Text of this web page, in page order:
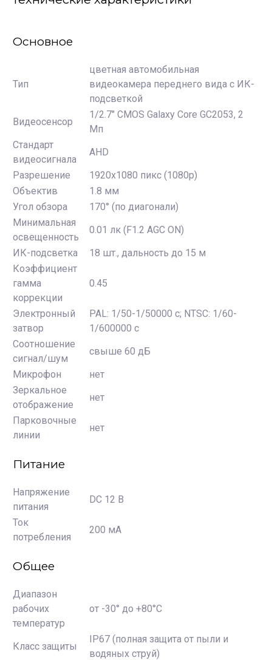
Основное
Тип
цветная автомобильная
видеокамера переднего вида с ИК-
подсветкой
Видеосенсор
1/2.7" CMOS Galaxy Сore GC2053, 2
Мп
Стандарт
видеосигнала
AHD
Разрешение
1920х1080 пикс (1080p)
Объектив
1.8 мм
Угол обзора
170° (по диагонали)
Минимальная
освещенность
0.01 лк (F1.2 AGC ON)
ИК-подсветка
18 шт., дальность до 15 м
Коэффициент
гамма
коррекции
0.45
Электронный
затвор
PAL: 1/50-1/50000 с; NTSC: 1/60-
1/600000 с
Соотношение
сигнал/шум
свыше 60 дБ
Микрофон
нет
Зеркальное
отображение
нет
Парковочные
линии
нет
Питание
Напряжение
питания
DC 12 В
Ток
потребления
200 мА
Общее
Диапазон
рабочих
температур
от -30° до +80°C
Класс защиты
IP67 (полная защита от пыли и
водяных струй)